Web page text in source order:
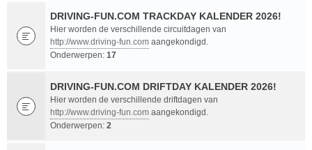
DRIVING-FUN.COM TRACKDAY KALENDER 2026!
Hier worden de verschillende circuitdagen van
http://www.driving-fun.com aangekondigd.
Onderwerpen: 17
DRIVING-FUN.COM DRIFTDAY KALENDER 2026!
Hier worden de verschillende driftdagen van
http://www.driving-fun.com aangekondigd.
Onderwerpen: 2